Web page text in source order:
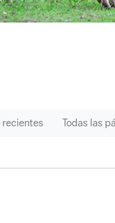
Todas las